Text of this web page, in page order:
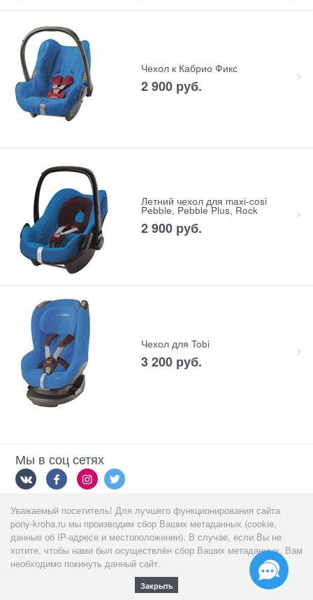
Чехол к Кабрио Фикс
2 900 руб.
Летний чехол для maxi-cosi
Pebble, Pebble Plus, Rock
2 900 руб.
Чехол для Tobi
3 200 руб.
Мы в соц сетях
Мы принимаем
Уважаемый посетитель! Для лучшего функционирования сайта
pony-kroha.ru мы производим сбор Ваших метаданных (cookie,
данные об IP-адресе и местоположении). В случае, если Вы не
хотите, чтобы нами был осуществлён сбор Ваших метаданных, Вам
необходимо покинуть данный сайт.
Закрыть